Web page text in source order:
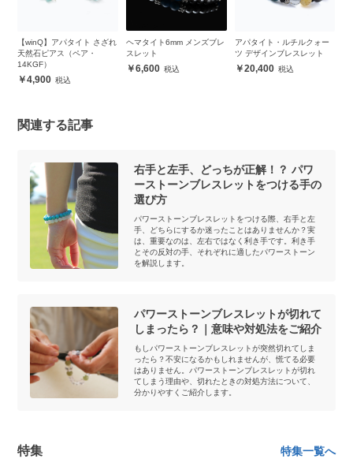
【winQ】アパタイト さざれ
天然石ピアス（ペア・
14KGF）
4,900
ヘマタイト6mm メンズブレ
スレット
6,600
アパタイト・ルチルクォー
ツ デザインブレスレット
20,400
関連する記事
右手と左手、どっちが正解！？ パワ
ーストーンブレスレットをつける手の
選び方
パワーストーンブレスレットをつける際、右手と左
手、どちらにするか迷ったことはありませんか？実
は、重要なのは、左右ではなく利き手です。利き手
とその反対の手、それぞれに適したパワーストーン
を解説します。
パワーストーンブレスレットが切れて
しまったら？｜意味や対処法をご紹介
もしパワーストーンブレスレットが突然切れてしま
ったら？不安になるかもしれませんが、慌てる必要
はありません。パワーストーンブレスレットが切れ
てしまう理由や、切れたときの対処方法について、
分かりやすくご紹介します。
特集 特集一覧へ